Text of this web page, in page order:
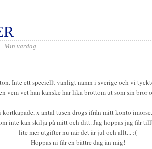
· Min vardag
Inte ett speciellt vanligt namn i sverige och vi
vem vet han kanske har lika brottom ut som sin bror
x antal tusen drogs ifrån mitt konto
inte kan skilja på mitt och ditt. Jag hoppas jag får
lite mer utgifter nu när det är jul och allt... :(
Hoppas ni får en bättre dag än mig!